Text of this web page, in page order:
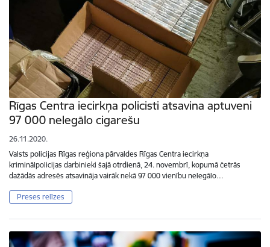
Rīgas Centra iecirkņa policisti atsavina aptuveni
97 000 nelegālo cigarešu
26.11.2020.
Valsts policijas Rīgas reģiona pārvaldes Rīgas Centra iecirkņa
kriminālpolicijas darbinieki šajā otrdienā, 24. novembrī, kopumā četrās
dažādās adresēs atsavināja vairāk nekā 97 000 vienību nelegālo…
Preses relīzes